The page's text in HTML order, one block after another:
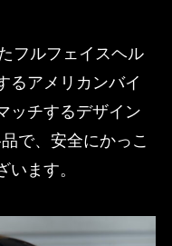
フルフェイスヘル
るアメリカンバイ
ッチするデザイン
で、安全にかっこ
ます。